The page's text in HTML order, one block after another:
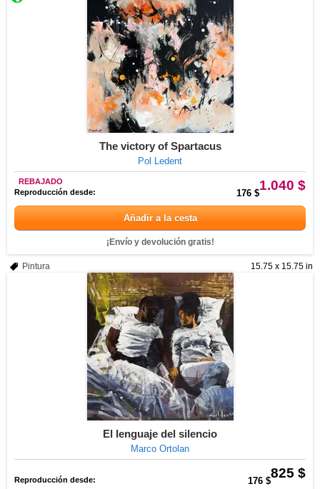
The victory of Spartacus
Pol Ledent
1.040 $
REBAJADO
Reproducción desde:
176 $
Añadir a la cesta
¡Envío y devolución gratis!
15.75 x 15.75 in
Pintura
El lenguaje del silencio
Marco Ortolan
825 $
Reproducción desde: 176 $